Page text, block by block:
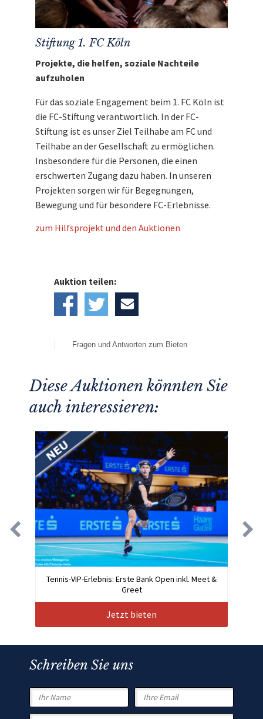
Stiftung 1. FC Köln
Projekte, die helfen, soziale Nachteile
aufzuholen
Für das soziale Engagement beim 1. FC Köln ist
die FC-Stiftung verantwortlich. In der FC-
Stiftung ist es unser Ziel Teilhabe am FC und
Teilhabe an der Gesellschaft zu ermöglichen.
Insbesondere für die Personen, die einen
erschwerten Zugang dazu haben. In unseren
Projekten sorgen wir für Begegnungen,
Bewegung und für besondere FC-Erlebnisse.
zum Hilfsprojekt und den Auktionen
Auktion teilen:
Fragen und Antworten zum Bieten
Diese Auktionen könnten Sie
auch interessieren:
Tennis-VIP-Erlebnis: Erste Bank Open inkl. Meet &
Greet
Jetzt bieten
Schreiben Sie uns